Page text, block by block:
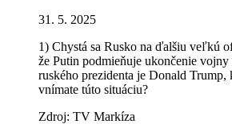
31. 5. 2025
1) Chystá sa Rusko na ďalšiu veľkú
že Putin podmieňuje ukončenie
ruského prezidenta je Donald
vnímate túto situáciu?
Zdroj: TV Markíza